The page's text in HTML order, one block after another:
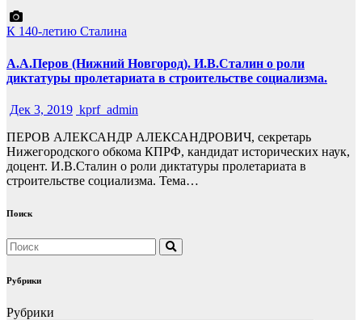
К 140-летию Сталина
А.А.Перов (Нижний Новгород). И.В.Сталин о роли
диктатуры пролетариата в строительстве социализма.
Дек 3, 2019 kprf_admin
ПЕРОВ АЛЕКСАНДР АЛЕКСАНДРОВИЧ, секретарь
Нижегородского обкома КПРФ, кандидат исторических наук,
доцент. И.В.Сталин о роли диктатуры пролетариата в
строительстве социализма. Тема…
Поиск
Рубрики
Рубрики